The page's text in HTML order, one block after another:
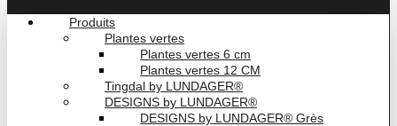
Produits
Plantes vertes
Plantes vertes 6 cm
Plantes vertes 12 CM
Tingdal by LUNDAGER®
DESIGNS by LUNDAGER®
DESIGNS by LUNDAGER® Grès